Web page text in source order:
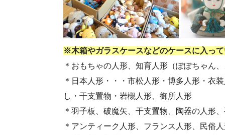
・第55回人形供養祭(令和4年9月8日(木))
・第53回人形供養祭(令和4年7月1日(金))
・第51回人形供養祭(令和4年4月18日(月))
・第49回人形供養祭(令和4年1月17日(月))
・第47回人形供養祭(令和3年10月11日(月))
・第45回人形供養祭(令和3年7月12日(月))
・第43回人形供養祭(令和3年4月23日(金))
・第41回人形供養祭(令和3年1月27日(水))
・第39回人形供養祭(令和2年10月22日(木))
※木箱やガラスケースなどのケースに入っ
＊おもちゃの人形、知育人形（ぽぽちゃん
＊日本人形・・・市松人形・博多人形・衣
し・干支置物・岩槻人形、御所人形
＊羽子板、破魔矢、干支置物、陶器の人形
＊アンティーク人形、フランス人形、民俗